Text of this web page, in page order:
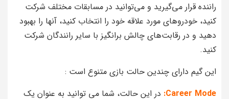
راننده قرار می‌گیرید و می‌توانید در مسابقات مختلف شرکت
کنید، خودروهای مورد علاقه خود را انتخاب کنید، آنها را بهبود
دهید و در رقابت‌های چالش‌ برانگیز با سایر رانندگان شرکت
کنید.
این گیم دارای چندین حالت بازی متنوع است :
Career Mode: در این حالت، شما می‌ توانید به عنوان یک